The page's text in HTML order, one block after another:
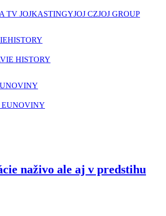
TV JOJKASTINGYJOJ CZJOJ GROUP
HISTORY
HISTORY
EUNOVINY
naživo ale aj v predstihu